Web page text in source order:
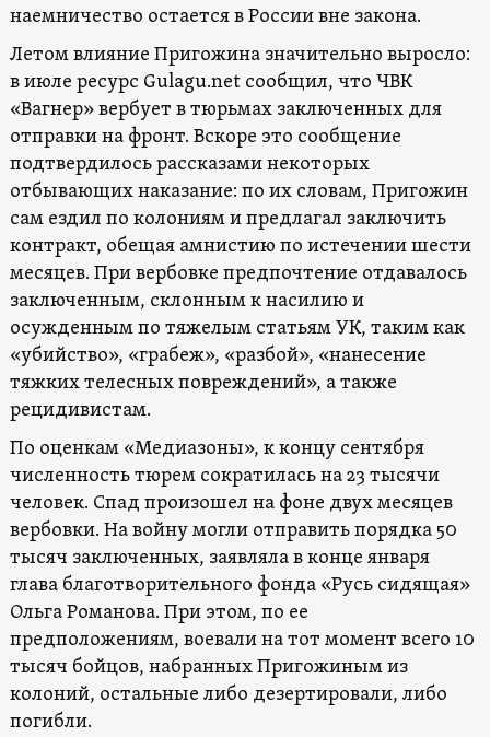
наемничество остается в России вне закона.
Летом влияние Пригожина значительно выросло:
в июле ресурс Gulagu.net сообщил, что ЧВК
«Вагнер» вербует в тюрьмах заключенных для
отправки на фронт. Вскоре это сообщение
подтвердилось рассказами некоторых
отбывающих наказание: по их словам, Пригожин
сам ездил по колониям и предлагал заключить
контракт, обещая амнистию по истечении шести
месяцев. При вербовке предпочтение отдавалось
заключенным, склонным к насилию и
осужденным по тяжелым статьям УК, таким как
«убийство», «грабеж», «разбой», «нанесение
тяжких телесных повреждений», а также
рецидивистам.
По оценкам «Медиазоны», к концу сентября
численность тюрем сократилась на 23 тысячи
человек. Спад произошел на фоне двух месяцев
вербовки. На войну могли отправить порядка 50
тысяч заключенных, заявляла в конце января
глава благотворительного фонда «Русь сидящая»
Ольга Романова. При этом, по ее
предположениям, воевали на тот момент всего 10
тысяч бойцов, набранных Пригожиным из
колоний, остальные либо дезертировали, либо
погибли.